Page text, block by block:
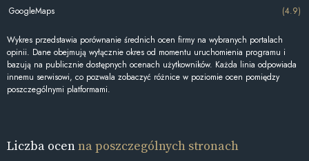
GoogleMaps (4.9)
Wykres przedstawia porównanie średnich ocen firmy na wybranych portalach
opinii. Dane obejmują wyłącznie okres od momentu uruchomienia programu i
bazują na publicznie dostępnych ocenach użytkowników. Każda linia odpowiada
innemu serwisowi, co pozwala zobaczyć różnice w poziomie ocen pomiędzy
poszczególnymi platformami.
Liczba ocenna poszczególnych stronach